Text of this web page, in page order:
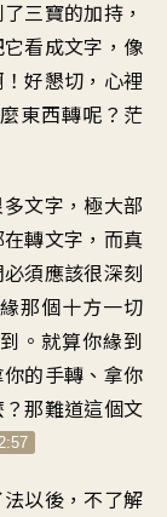
三寶的加持，
看成文字，像
好懇切，心裡
東西轉呢？茫
文字，極大部
轉文字，而真
須應該很深刻
那個十方一切
。就算你緣到
的手轉、拿你
那難道這個文
以後，不了解